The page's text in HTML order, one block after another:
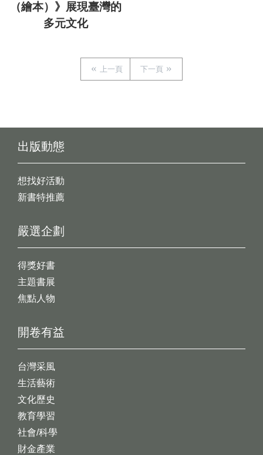
（繪本）》展現臺灣的
多元文化
上一頁 下一頁
出版動態
想找好活動
新書特推薦
開卷有益
台灣采風
生活藝術
文化歷史
教育學習
社會/科學
財金產業
嚴選企劃
得獎好書
主題書展
焦點人物